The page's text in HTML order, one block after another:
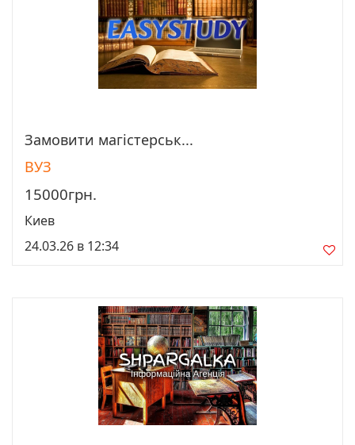
Просмотреть
Замовити магістерськ...
ВУЗ
15000грн.
Киев
24.03.26 в 12:34